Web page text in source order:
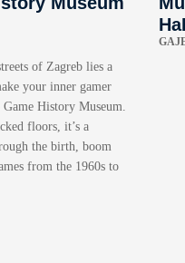
of Zagreb lies a
your inner gamer
History Museum.
floors, it’s a
the birth, boom
from the 1960s to